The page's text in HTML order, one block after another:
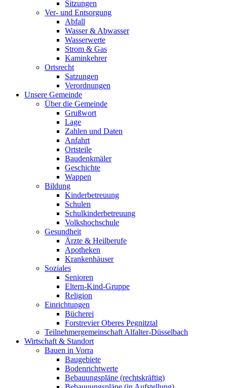
Sitzungen
Ver- und Entsorgung
Abfall
Wasser & Abwasser
Wasserwerte
Strom & Gas
Kaminkehrer
Ortsrecht
Satzungen
Verordnungen
Unsere Gemeinde
Über die Gemeinde
Grußwort
Lage
Zahlen und Daten
Anfahrt
Ortsteile
Baudenkmäler
Geschichte
Wappen
Bildung
Kinderbetreuung
Schulen
Schulkinderbetreuung
Volkshochschule
Gesundheit
Ärzte & Heilberufe
Apotheken
Krankenhäuser
Soziales
Senioren
Eltern-Kind-Gruppe
Religion
Einrichtungen
Bücherei
Forstrevier Oberes Pegnitztal
Teilnehmergemeinschaft Alfalter-Düsselbach
Wirtschaft & Standort
Bauen in Vorra
Baugebiete
Bodenrichtwerte
Bebauungspläne (rechtskräftig)